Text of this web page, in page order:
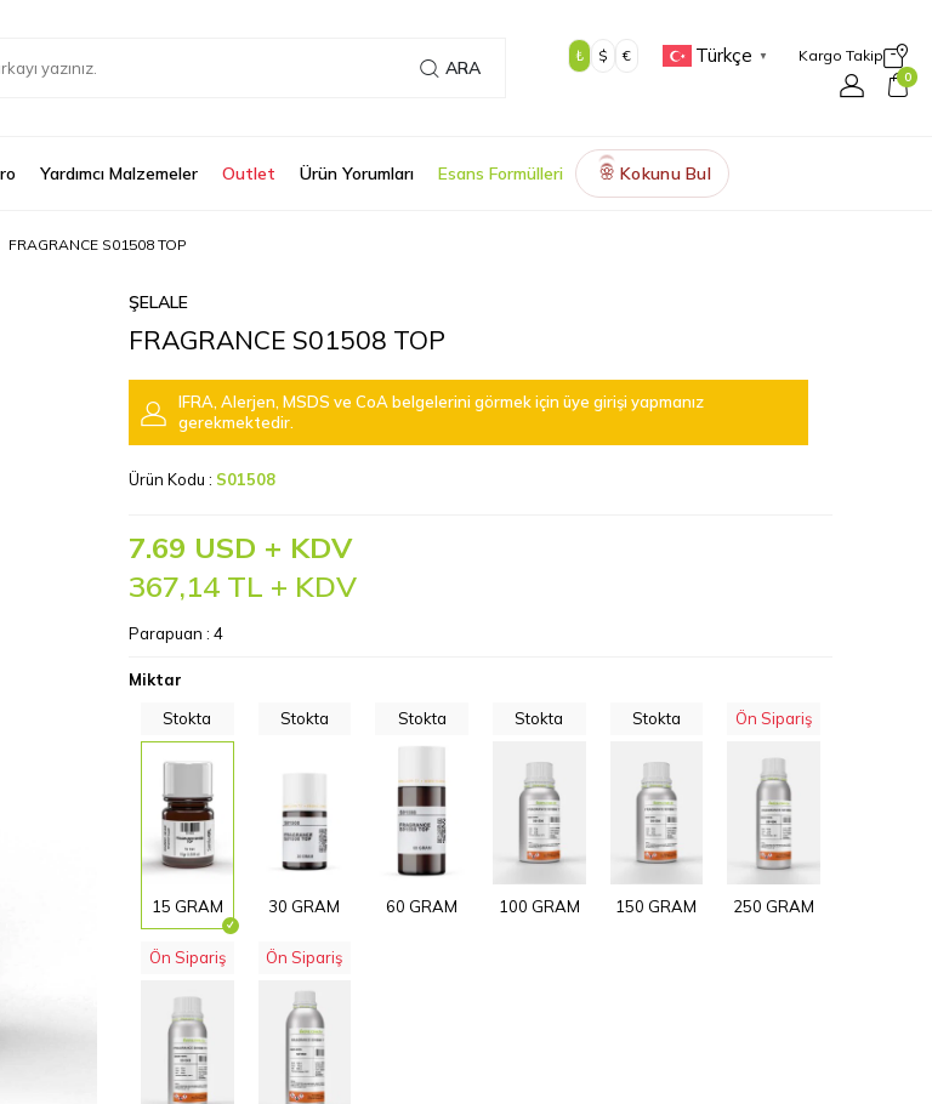
ARA
₺ $ € Türkçe ▼ Kargo Takip
0
Yardımcı Malzemeler Outlet Ürün Yorumları Esans Formülleri 🌸 Kokunu Bul
FRAGRANCE S01508 TOP
ŞELALE
FRAGRANCE S01508 TOP
IFRA, Alerjen, MSDS ve CoA belgelerini görmek için üye girişi yapmanız
gerekmektedir.
Ürün Kodu : S01508
7.69 USD + KDV
367,14 TL + KDV
Parapuan : 4
Miktar
Stokta
15 GRAM
Stokta
30 GRAM
Stokta
60 GRAM
Stokta
100 GRAM
Stokta
150 GRAM
Ön Sipariş
250 GRAM
Ön Sipariş Ön Sipariş